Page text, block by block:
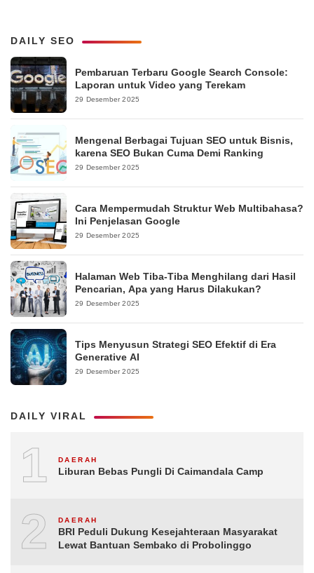
DAILY SEO
Pembaruan Terbaru Google Search Console:
Laporan untuk Video yang Terekam
29 Desember 2025
Mengenal Berbagai Tujuan SEO untuk Bisnis,
karena SEO Bukan Cuma Demi Ranking
29 Desember 2025
Cara Mempermudah Struktur Web Multibahasa?
Ini Penjelasan Google
29 Desember 2025
Halaman Web Tiba-Tiba Menghilang dari Hasil
Pencarian, Apa yang Harus Dilakukan?
29 Desember 2025
Tips Menyusun Strategi SEO Efektif di Era
Generative AI
29 Desember 2025
DAILY VIRAL
1 DAERAH
Liburan Bebas Pungli Di Caimandala Camp
2 DAERAH
BRI Peduli Dukung Kesejahteraan Masyarakat
Lewat Bantuan Sembako di Probolinggo